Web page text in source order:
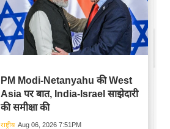
PM Modi-Netanyahu की West
Asia पर बात, India-Israel साझेदारी
की समीक्षा की
राष्ट्रीय Aug 06, 2026 7:51PM